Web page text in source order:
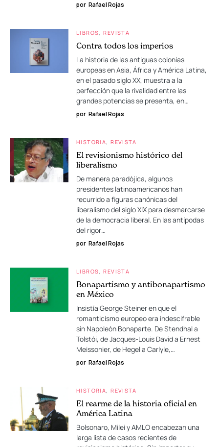
por Rafael Rojas
LIBROS REVISTA
Contra todos los imperios
La historia de las antiguas colonias
europeas en Asia, África y América Latina,
en el pasado siglo XX, muestra a la
perfección que la rivalidad entre las
grandes potencias se presenta, en…
por Rafael Rojas
HISTORIA REVISTA
El revisionismo histórico del
liberalismo
De manera paradójica, algunos
presidentes latinoamericanos han
recurrido a figuras canónicas del
liberalismo del siglo XIX para desmarcarse
de la democracia liberal. En las antípodas
del rigor…
por Rafael Rojas
LIBROS REVISTA
Bonapartismo y antibonapartismo
en México
Insistía George Steiner en que el
romanticismo europeo era indescifrable
sin Napoleón Bonaparte. De Stendhal a
Tolstói, de Jacques-Louis David a Ernest
Meissonier, de Hegel a Carlyle,…
por Rafael Rojas
HISTORIA REVISTA
El rearme de la historia oficial en
América Latina
Bolsonaro, Milei y AMLO encabezan una
larga lista de casos recientes de